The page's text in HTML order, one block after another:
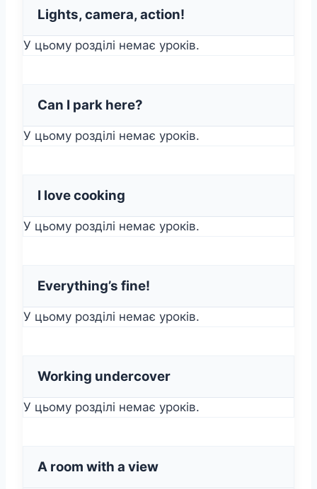
Lights, camera, action!
У цьому розділі немає уроків.
Can I park here?
У цьому розділі немає уроків.
I love cooking
У цьому розділі немає уроків.
Everything’s fine!
У цьому розділі немає уроків.
Working undercover
У цьому розділі немає уроків.
A room with a view